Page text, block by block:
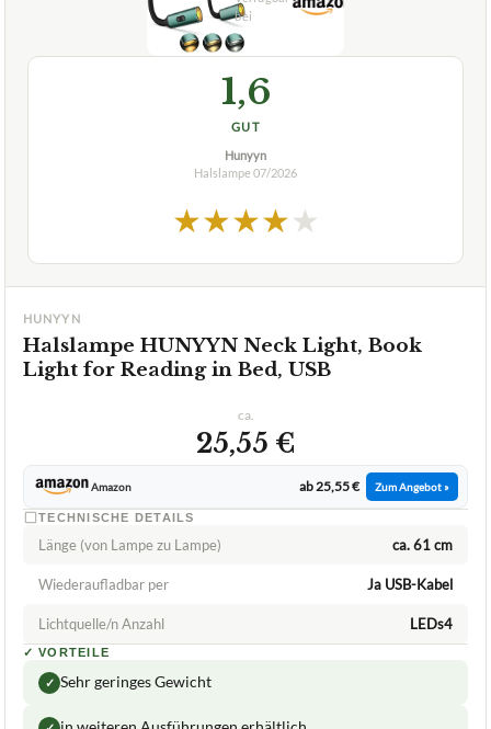
1,6
GUT
Hunyyn
Halslampe 07/2026
★★★★★
HUNYYN
Halslampe HUNYYN Neck Light, Book
Light for Reading in Bed, USB
ca.
25,55 €
Amazon ab 25,55 € Zum Angebot »
TECHNISCHE DETAILS
Länge (von Lampe zu Lampe) ca. 61 cm
Wiederaufladbar per Ja USB-Kabel
Lichtquelle/n Anzahl LEDs4
✓ VORTEILE
✓ Sehr geringes Gewicht